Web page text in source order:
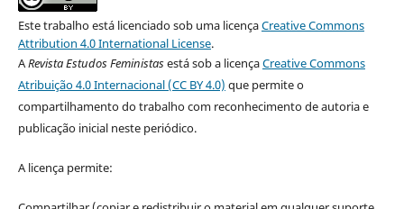
Este trabalho está licenciado sob uma licençaCreative Commons
Attribution 4.0 International License.
ARevista Estudos Feministasestá sob a licençaCreative Commons
Atribuição 4.0 Internacional (CC BY 4.0) que permite o
compartilhamento do trabalho com reconhecimento de autoria e
publicação inicial neste periódico.
A licença permite: